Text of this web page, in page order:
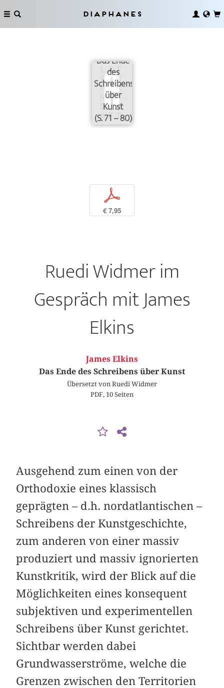
Diaphanes
Das Ende
des
Schreibens
über
Kunst
(S. 71 – 80)
p
€ 7,95
Ruedi Widmer im
Gespräch mit James
Elkins
James Elkins
Das Ende des Schreibens über Kunst
Übersetzt von Ruedi Widmer
PDF, 10 Seiten
Ausgehend zum einen von der
Orthodoxie eines klassisch
geprägten – d.h. nordatlantischen –
Schreibens der Kunstgeschichte,
zum anderen von einer massiv
produziert und massiv ignorierten
Kunstkritik, wird der Blick auf die
Möglichkeiten eines konsequent
subjektiven und experimentellen
Schreibens über Kunst gerichtet.
Sichtbar werden dabei
Grundwasserströme, welche die
Grenzen zwischen den Territorien